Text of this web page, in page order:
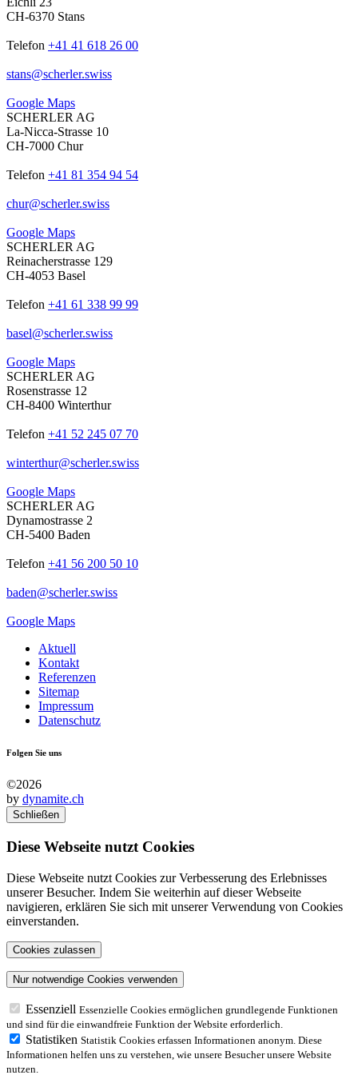
CH-6370 Stans
Telefon +41 41 618 26 00
stans@scherler.swiss
Google Maps
SCHERLER AG
La-Nicca-Strasse 10
CH-7000 Chur
Telefon +41 81 354 94 54
chur@scherler.swiss
Google Maps
SCHERLER AG
Reinacherstrasse 129
CH-4053 Basel
Telefon +41 61 338 99 99
basel@scherler.swiss
Google Maps
SCHERLER AG
Rosenstrasse 12
CH-8400 Winterthur
Telefon +41 52 245 07 70
winterthur@scherler.swiss
Google Maps
SCHERLER AG
Dynamostrasse 2
CH-5400 Baden
Telefon +41 56 200 50 10
baden@scherler.swiss
Google Maps
Aktuell
Kontakt
Referenzen
Sitemap
Impressum
Datenschutz
Folgen Sie uns
©2026
by dynamite.ch
Schließen
Diese Webseite nutzt Cookies
Diese Webseite nutzt Cookies zur Verbesserung des Erlebnisses
unserer Besucher. Indem Sie weiterhin auf dieser Webseite
navigieren, erklären Sie sich mit unserer Verwendung von Cookies
einverstanden.
Essenziell Essenzielle Cookies ermöglichen grundlegende Funktionen
und sind für die einwandfreie Funktion der Website erforderlich.
Statistiken Statistik Cookies erfassen Informationen anonym. Diese
Informationen helfen uns zu verstehen, wie unsere Besucher unsere Website
nutzen.